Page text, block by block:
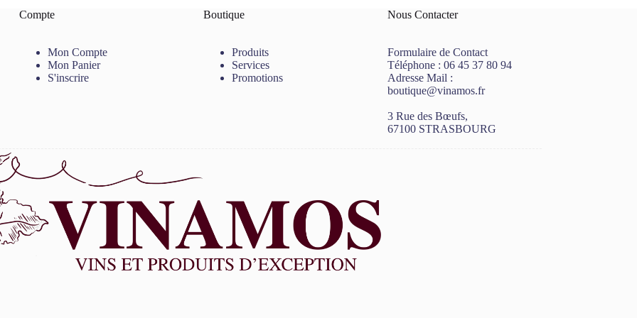
Compte
Mon Compte
Mon Panier
S'inscrire
Boutique
Produits
Services
Promotions
Nous Contacter
Formulaire de Contact
Téléphone :06 45 37 80 94
Adresse Mail :
boutique@vinamos.fr
3 Rue des Bœufs,
67100 STRASBOURG